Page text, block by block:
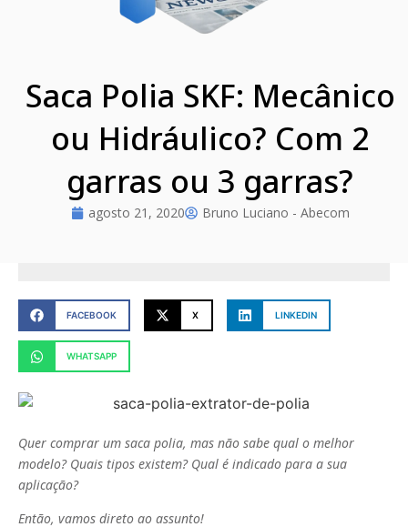
Saca Polia SKF: Mecânico
ou Hidráulico? Com 2
garras ou 3 garras?
agosto 21, 2020 Bruno Luciano - Abecom
FACEBOOK X LINKEDIN
WHATSAPP
Quer comprar um saca polia, mas não sabe qual o melhor
modelo? Quais tipos existem? Qual é indicado para a sua
aplicação?
Então, vamos direto ao assunto!